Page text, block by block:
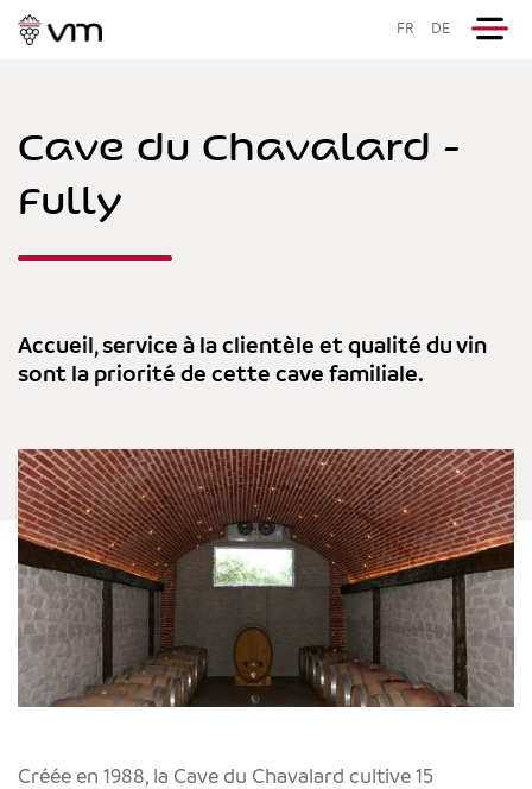
FR DE
Cave du Chavalard -
Fully
Accueil, service à la clientèle et qualité du vin
sont la priorité de cette cave familiale.
Créée en 1988, la Cave du Chavalard cultive 15